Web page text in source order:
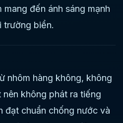
đến ánh sáng mạnh
trường biển.
nhôm hàng không, không
không phát ra tiếng
đạt chuẩn chống nước và